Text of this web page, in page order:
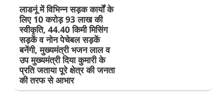
लाडनूं में विभिन्न सड़क कार्यों के
लिए 10 करोड़ 93 लाख की
स्वीकृति, 44.40 किमी मिसिंग
सड़कें व नोन पेचेबल सड़कें
बनेंगी, मुख्यमंत्री भजन लाल व
उप मुख्यमंत्री दिया कुमारी के
प्रति जताया पूरे क्षेत्र की जनता
की तरफ से आभार